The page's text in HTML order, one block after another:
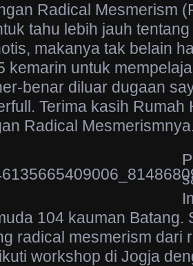
Radical Mesmerism
tahu lebih jauh
makanya tak belain
kemarin untuk
benar diluar dugaan
Terima kasih Rumah
Radical Mesmerismnya
104 kauman Batang.
radical mesmerism dari
workshop di Jogja